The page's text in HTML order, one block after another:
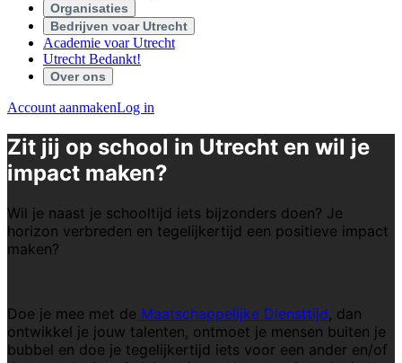
Organisaties
Bedrijven voar Utrecht
Academie voar Utrecht
Utrecht Bedankt!
Over ons
Account aanmakenLog in
Zit jij op school in Utrecht en wil je
impact maken?
Wil je naast je schooltijd iets bijzonders doen? Je
horizon verbreden en tegelijkertijd een positieve impact
maken?
Doe je mee met de Maatschappelijke Diensttijd , dan
ontwikkel je jouw talenten, ontmoet je mensen buiten je
bubbel en doe je tegelijkertijd iets voor een ander en/of